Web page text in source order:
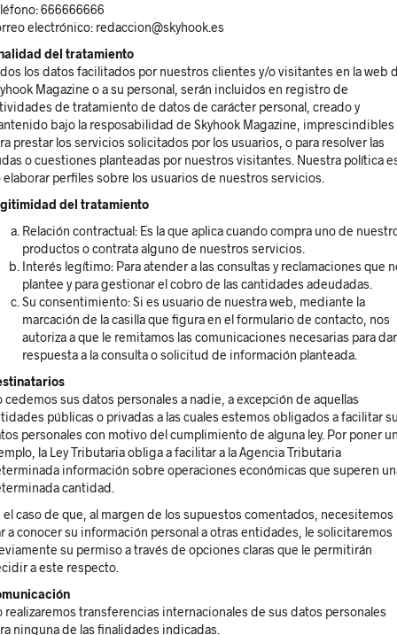
666666666
electrónico: redaccion@skyhook.es
del tratamiento
los datos facilitados por nuestros clientes y/o visitantes en la web
Magazine o a su personal, serán incluidos en registro de
de tratamiento de datos de carácter personal, creado y
bajo la resposabilidad de Skyhook Magazine, imprescindibles
prestar los servicios solicitados por los usuarios, o para resolver las
o cuestiones planteadas por nuestros visitantes. Nuestra política
elaborar perfiles sobre los usuarios de nuestros servicios.
del tratamiento
Relación contractual: Es la que aplica cuando compra uno de
productos o contrata alguno de nuestros servicios.
Interés legítimo: Para atender a las consultas y reclamaciones que
plantee y para gestionar el cobro de las cantidades adeudadas.
Su consentimiento: Si es usuario de nuestra web, mediante la
marcación de la casilla que figura en el formulario de contacto, nos
autoriza a que le remitamos las comunicaciones necesarias para dar
respuesta a la consulta o solicitud de información planteada.
cedemos sus datos personales a nadie, a excepción de aquellas
públicas o privadas a las cuales estemos obligados a facilitar
personales con motivo del cumplimiento de alguna ley. Por poner
la Ley Tributaria obliga a facilitar a la Agencia Tributaria
información sobre operaciones económicas que superen
cantidad.
el caso de que, al margen de los supuestos comentados, necesitemos
a conocer su información personal a otras entidades, le solicitaremos
su permiso a través de opciones claras que le permitirán
a este respecto.
realizaremos transferencias internacionales de sus datos personales
ninguna de las finalidades indicadas.